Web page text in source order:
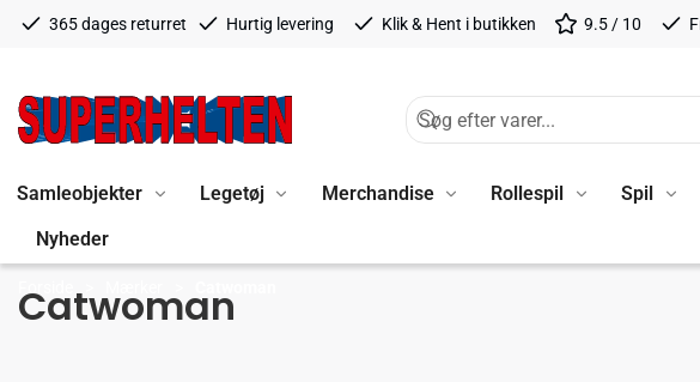
365 dages returret Hurtig levering Klik & Hent i butikken 9.5 / 10
Samleobjekter Legetøj Merchandise Rollespil Spil
Nyheder
Catwoman